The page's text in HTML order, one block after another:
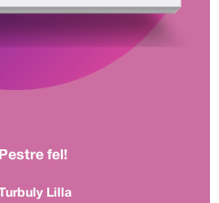
Pestre fel!
Turbuly Lilla